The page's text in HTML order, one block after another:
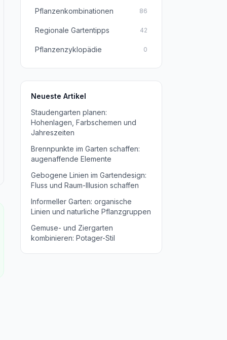
Pflanzenkombinationen 86
Regionale Gartentipps 42
Pflanzenzyklopädie 0
Neueste Artikel
Staudengarten planen:
Hohenlagen, Farbschemen und
Jahreszeiten
Brennpunkte im Garten schaffen:
augenaffende Elemente
Gebogene Linien im Gartendesign:
Fluss und Raum-Illusion schaffen
Informeller Garten: organische
Linien und naturliche Pflanzgruppen
Gemuse- und Ziergarten
kombinieren: Potager-Stil